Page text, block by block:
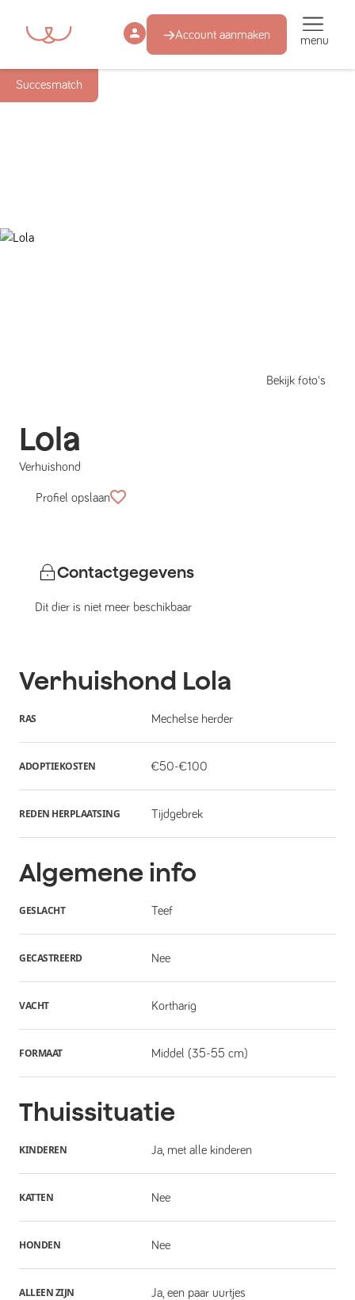
Account aanmaken menu
Succesmatch
Bekijk foto's
Lola
Verhuishond
Profiel opslaan
Contactgegevens
Dit dier is niet meer beschikbaar
Verhuishond Lola
RAS Mechelse herder
ADOPTIEKOSTEN €50-€100
REDEN HERPLAATSING Tijdgebrek
Algemene info
GESLACHT Teef
GECASTREERD Nee
VACHT Kortharig
FORMAAT Middel (35-55 cm)
Thuissituatie
KINDEREN Ja, met alle kinderen
KATTEN Nee
HONDEN Nee
ALLEEN ZIJN Ja, een paar uurtjes